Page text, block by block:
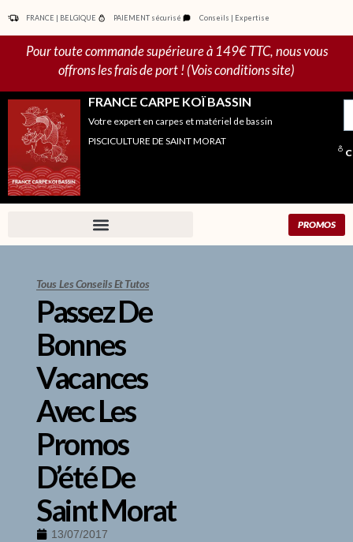
contenu
FRANCE | BELGIQUE PAIEMENT sécurisé Conseils | Expertise
Pour toute commande supérieure à 149€ TTC, nous vous
offrons les frais de port ! (Vois conditions site)
FRANCE CARPE KOÏ BASSIN
Votre expert en carpes et matériel de bassin
PISCICULTURE DE SAINT MORAT
PROMOS
Tous Les Conseils Et Tutos
Passez De
Bonnes
Vacances
Avec Les
Promos
D’été De
Saint Morat
13/07/2017